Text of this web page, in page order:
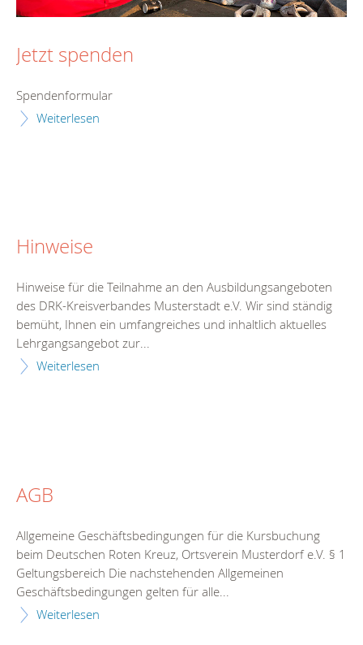
Jetzt spenden
Spendenformular
Weiterlesen
Hinweise
Hinweise für die Teilnahme an den Ausbildungsangeboten
des DRK-Kreisverbandes Musterstadt e.V. Wir sind ständig
bemüht, Ihnen ein umfangreiches und inhaltlich aktuelles
Lehrgangsangebot zur...
Weiterlesen
AGB
Allgemeine Geschäftsbedingungen für die Kursbuchung
beim Deutschen Roten Kreuz, Ortsverein Musterdorf e.V. § 1
Geltungsbereich Die nachstehenden Allgemeinen
Geschäftsbedingungen gelten für alle...
Weiterlesen